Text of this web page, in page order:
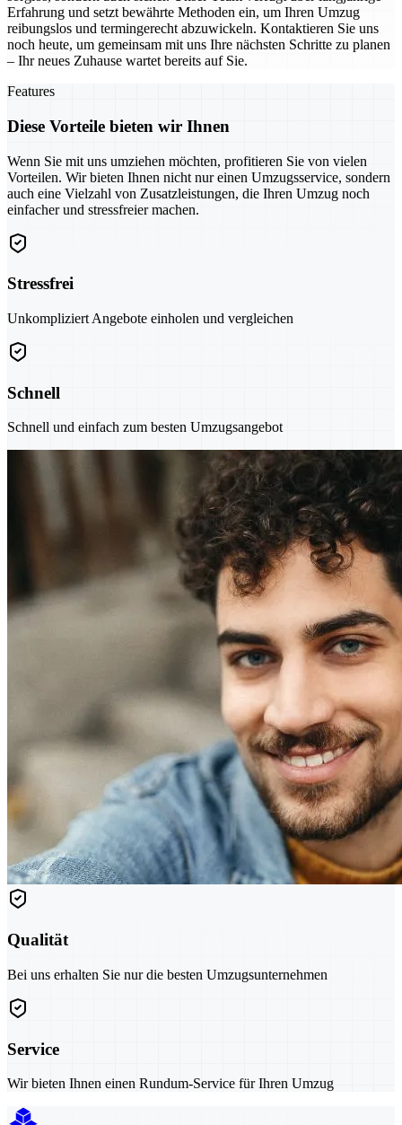
Erfahrung und setzt bewährte Methoden ein, um Ihren Umzug
reibungslos und termingerecht abzuwickeln. Kontaktieren Sie uns
noch heute, um gemeinsam mit uns Ihre nächsten Schritte zu planen
– Ihr neues Zuhause wartet bereits auf Sie.
Features
Diese Vorteile bieten wir Ihnen
Wenn Sie mit uns umziehen möchten, profitieren Sie von vielen
Vorteilen. Wir bieten Ihnen nicht nur einen Umzugsservice, sondern
auch eine Vielzahl von Zusatzleistungen, die Ihren Umzug noch
einfacher und stressfreier machen.
Stressfrei
Unkompliziert Angebote einholen und vergleichen
Schnell
Schnell und einfach zum besten Umzugsangebot
Qualität
Bei uns erhalten Sie nur die besten Umzugsunternehmen
Service
Wir bieten Ihnen einen Rundum-Service für Ihren Umzug